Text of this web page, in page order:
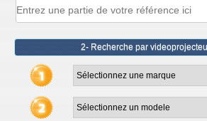
2- Recherche par